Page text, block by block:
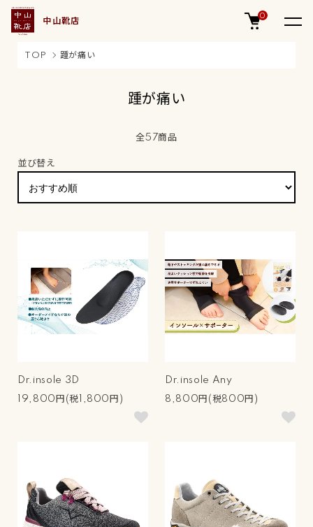
中山靴店
0
TOP 踵が痛い
踵が痛い
全57商品
並び替え
Dr.insole 3D
19,800円(税1,800円)
Dr.insole Any
8,800円(税800円)